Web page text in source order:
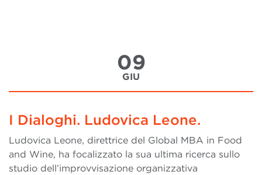
09
GIU
I Dialoghi. Ludovica Leone.
Ludovica Leone, direttrice del Global MBA in Food
and Wine, ha focalizzato la sua ultima ricerca sullo
studio dell’improvvisazione organizzativa